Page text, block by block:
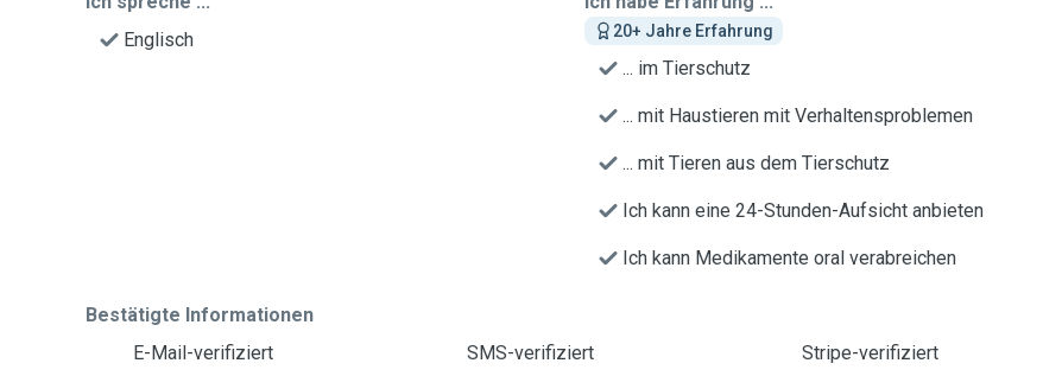
Englisch
20+ Jahre Erfahrung
... im Tierschutz
... mit Haustieren mit Verhaltensproblemen
... mit Tieren aus dem Tierschutz
Ich kann eine 24-Stunden-Aufsicht anbieten
Ich kann Medikamente oral verabreichen
Bestätigte Informationen
E-Mail-verifiziert
SMS-verifiziert Stripe-verifiziert